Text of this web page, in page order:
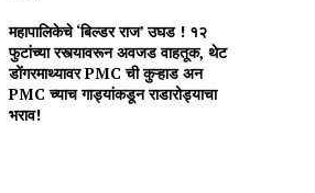
महापालिकेचे ‘बिल्डर राज’ उघड ! १२
फुटांच्या रस्त्यावरून अवजड वाहतूक, थेट
डोंगरमाथ्यावर PMC ची कुऱ्हाड अन
PMC च्याच गाड्यांकडून राडारोड्याचा
भराव!